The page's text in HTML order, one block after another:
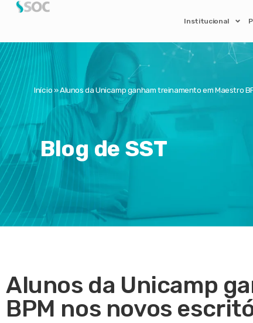
Institucional
Início»Alunos da Unicamp ganham treinamento em Maestro
Blog de SST
Alunos da Unicamp
BPM nos novos